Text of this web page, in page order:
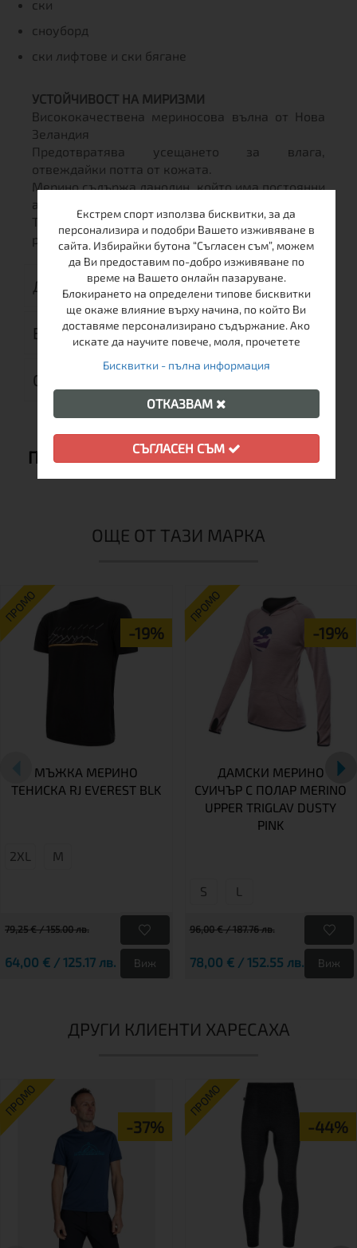
ски
сноуборд
ски лифтове и ски бягане
УСТОЙЧИВОСТ НА МИРИЗМИ
Висококачествена мериносова вълна от Нова
Зеландия
Предотвратява усещането за влага,
отвеждайки потта от кожата.
Мерино съдържа ланолин, който има постоянни
антибактериални свойства.
Това е продукт от напълно възобновяеми
ресурси..
ДОСТАВКА
ВРЪЩАНЕ
ОТЗИВИ (0)
ПРЕПОРЪЧВАМЕ ВИ СЪЩО:
ОЩЕ ОТ ТАЗИ МАРКА
ПРОМО
-19%
МЪЖКА МЕРИНО
ТЕНИСКА RJ EVEREST BLK
2XL М
79,25 € / 155.00 лв.
64,00 € / 125.17 лв. Виж
ПРОМО
-19%
ДАМСКИ МЕРИНО
СУИЧЪР С ПОЛАР MERINO
UPPER TRIGLAV DUSTY
PINK
S L
96,00 € / 187.76 лв.
78,00 € / 152.55 лв. Виж
ДРУГИ КЛИЕНТИ ХАРЕСАХА
ПРОМО
-37%
ПРОМО
-44%
Екстрем спорт използва бисквитки, за да
персонализира и подобри Вашето изживяване в
сайта. Избирайки бутона “Съгласен съм”, можем
да Ви предоставим по-добро изживяване по
време на Вашето онлайн пазаруване.
Блокирането на определени типове бисквитки
ще окаже влияние върху начина, по който Ви
доставяме персонализирано съдържание. Ако
искате да научите повече, моля, прочетете
Бисквитки - пълна информация
ОТКАЗВАМ
СЪГЛАСЕН СЪМ